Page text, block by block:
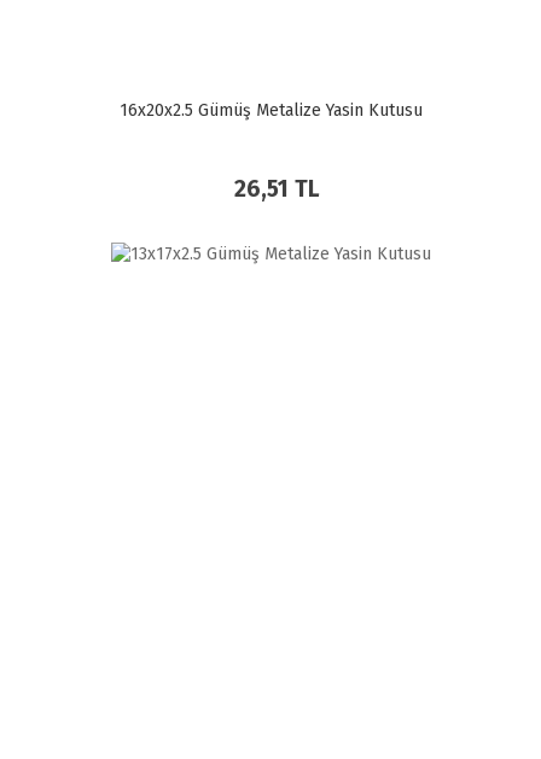
16x20x2.5 Gümüş Metalize Yasin Kutusu
26,51 TL